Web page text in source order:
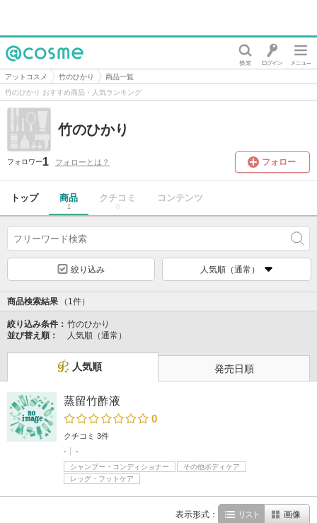
@cosme
アットコスメ 竹のひかり
商品一覧
竹のひかり おすすめ商品・人気ランキング
竹のひかり
フォロワー1 フォローとは？ フォロー
トップ 商品
1
クチコミ
0
コンテンツ
絞り込み 人気順（通常）
商品検索結果 （1件）
絞り込み条件： 竹のひかり
並び替え順：
人気順（通常）
人気順 発売日順
蒸留竹酢液
0
クチコミ 3件
-
-
シャンプー・コンディショナー
その他ボディケア
レッグ・フットケア
表示形式： リスト 画像